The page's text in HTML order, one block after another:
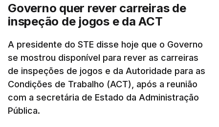
Governo quer rever carreiras de
inspeção de jogos e da ACT
A presidente do STE disse hoje que o Governo
se mostrou disponível para rever as carreiras
de inspeções de jogos e da Autoridade para as
Condições de Trabalho (ACT), após a reunião
com a secretária de Estado da Administração
Pública.